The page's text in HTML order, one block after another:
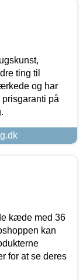
ting til
og har
på
kæde med 36
kan
for at se deres